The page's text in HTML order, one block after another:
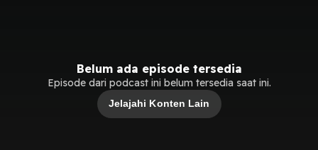
Belum ada episode tersedia
Episode dari podcast ini belum tersedia saat ini.
Jelajahi Konten Lain